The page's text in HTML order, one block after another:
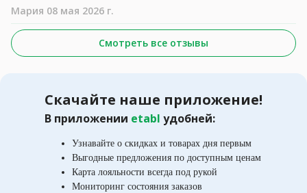
Мария 08 мая 2026 г.
Смотреть все отзывы
Скачайте наше приложение!
В приложении etabl удобней:
Узнавайте о скидках и товарах дня первым
Выгодные предложения по доступным ценам
Карта лояльности всегда под рукой
Мониторинг состояния заказов